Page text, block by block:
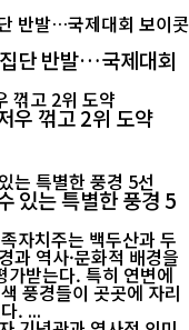
단 반발…국제대회
우 꺾고 2위 도약
있는 특별한 풍경 5
자치주는 백두산과 두
과 역사·문화적 배경을
가받는다. 특히 연변에
풍경들이 곳곳에 자리
해 있어 국내외 관광객들의 발길을 끌고 있다. ...